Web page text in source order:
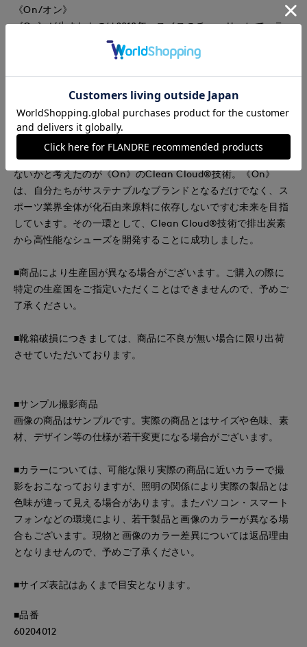
《On/オン》
《On》が生まれたのは2010年。スイスのチューリッヒで、ラ
ンニングを楽しくすることをミッションに、元プロアスリート
であるオリヴィエ・ベルンハルド氏ら3人の創業メンバーが立
ち上げ、彼らの豊富な経験とエンジニアの技術を結集し、最先
端のランニングシューズを生み出しました。その性能は高い評
価を受け、普段使いもできるランニングシューズとして、現在
ファッションシーンからも高い注目を集めています。
『《On》のサスティナビリティ』
工場から排出される二酸化炭素を減らすのではなく、活用でき
ないかと考えたのが《On》のClean Cloud®技術。《On》
は、自分たちがサステナブルなブランドとなるだけでなく、ス
ポーツ業界全体が化石由来原料に依存しないですむ未来を目指
しています。その一環として、Clean Cloud®技術で排出炭素
から高性能なシューズを開発することに成功しました。
■商品により生産国が異なる場合がございます。ご購入の際に
特定の生産国をご指定いただくことはできませんので、予めご
了承ください。
■靴箱破損につきましては、商品に不良が無い場合に限り出荷
させていただいております。
■サンプル撮影商品
画像の商品はサンプルです。実際の商品とはサイズや色味、素
材、デザイン等の仕様が若干変更になる場合がございます。
■カラーについては、可能な限り実際の商品に近いカラーで撮
影をおこなっておりますが、照明の関係により実際の製品とは
色味が違って見える場合があります。またパソコン・スマート
フォンなどの環境により、若干製品と画像のカラーが異なる場
合もございます。現物と画像のカラー差異については返品理由
となりませんので、予めご了承ください。
■サイズ表記はあくまで目安となります。
■品番
60204012